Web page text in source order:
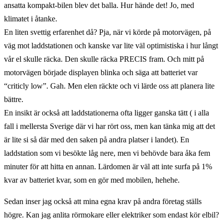
ansatta kompakt-bilen blev det balla. Hur hände det! Jo, med
klimatet i åtanke.
En liten svettig erfarenhet då? Pja, när vi körde på motorvägen, på
väg mot laddstationen och kanske var lite väl optimistiska i hur långt
vår el skulle räcka. Den skulle räcka PRECIS fram. Och mitt på
motorvägen började displayen blinka och säga att batteriet var
“criticly low”. Gah. Men elen räckte och vi lärde oss att planera lite
bättre.
En insikt är också att laddstationerna ofta ligger ganska tätt ( i alla
fall i mellersta Sverige där vi har rört oss, men kan tänka mig att det
är lite si så där med den saken på andra platser i landet). En
laddstation som vi besökte låg nere, men vi behövde bara åka fem
minuter för att hitta en annan. Lärdomen är väl att inte surfa på 1%
kvar av batteriet kvar, som en gör med mobilen, hehehe.
Sedan inser jag också att mina egna krav på andra företag ställs
högre. Kan jag anlita rörmokare eller elektriker som endast kör elbil?